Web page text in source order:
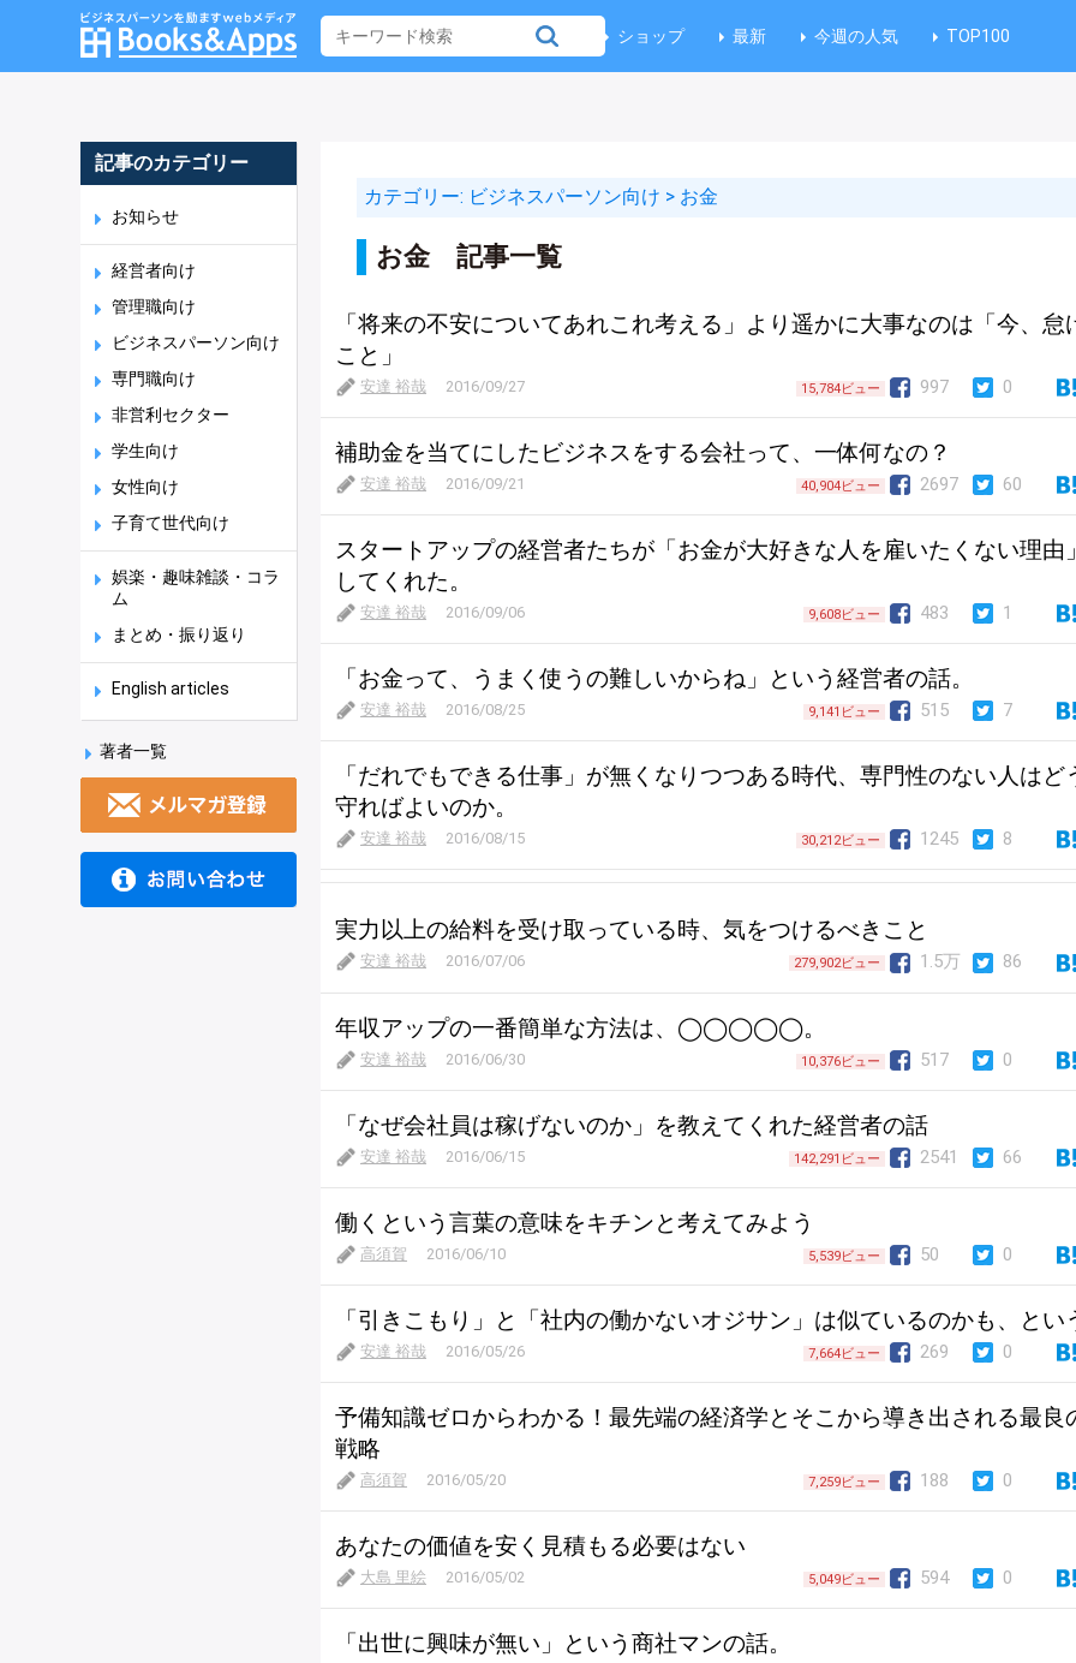
ショップ 最新 今週の人気 TOP100
記事のカテゴリー
お知らせ
経営者向け
管理職向け
ビジネスパーソン向け
専門職向け
非営利セクター
学生向け
女性向け
子育て世代向け
娯楽・趣味雑談・コラ
ム
まとめ・振り返り
English articles
著者一覧
カテゴリー: ビジネスパーソン向け > お金
お金 記事一覧
「将来の不安についてあれこれ考える」より遥かに大事なのは「今、怠
こと」
安達 裕哉 2016/09/27 15,784ビュー 997 0
補助金を当てにしたビジネスをする会社って、一体何なの？
安達 裕哉 2016/09/21 40,904ビュー 2697 60
スタートアップの経営者たちが「お金が大好きな人を雇いたくない理由
してくれた。
安達 裕哉 2016/09/06 9,608ビュー 483 1
「お金って、うまく使うの難しいからね」という経営者の話。
安達 裕哉 2016/08/25 9,141ビュー 515 7
「だれでもできる仕事」が無くなりつつある時代、専門性のない人はど
守ればよいのか。
安達 裕哉 2016/08/15 30,212ビュー 1245 8
実力以上の給料を受け取っている時、気をつけるべきこと
安達 裕哉 2016/07/06 279,902ビュー 1.5万 86
年収アップの一番簡単な方法は、◯◯◯◯◯。
安達 裕哉 2016/06/30 10,376ビュー 517 0
「なぜ会社員は稼げないのか」を教えてくれた経営者の話
安達 裕哉 2016/06/15 142,291ビュー 2541 66
働くという言葉の意味をキチンと考えてみよう
高須賀 2016/06/10 5,539ビュー 50 0
「引きこもり」と「社内の働かないオジサン」は似ているのかも、とい
安達 裕哉 2016/05/26 7,664ビュー 269 0
予備知識ゼロからわかる！最先端の経済学とそこから導き出される最良
戦略
高須賀 2016/05/20 7,259ビュー 188 0
あなたの価値を安く見積もる必要はない
大島 里絵 2016/05/02 5,049ビュー 594 0
「出世に興味が無い」という商社マンの話。